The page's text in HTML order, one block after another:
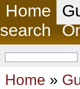
Home
search
Home »